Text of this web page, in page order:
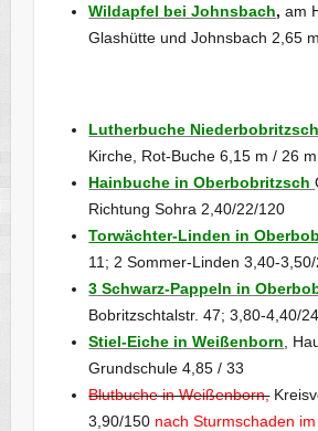
Wildapfel bei Johnsbach,am
Glashütte und Johnsbach 2,65
Lutherbuche Niederbobritzsch
Kirche, Rot-Buche 6,15 m / 26 m
Hainbuche in Oberbobritzsch
Richtung Sohra 2,40/22/120
Torwächter-Linden in
11; 2 Sommer-Linden 3,40-
3 Schwarz-Pappeln in
Bobritzschtalstr. 47; 3,80-4,40/
Stiel-Eiche in Weißenborn ,
Grundschule 4,85 / 33
Blutbuche in Weißenborn,
3,90/150 nach Sturmschaden